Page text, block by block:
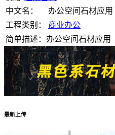
中文名：
办公空间石材应用
工程类别：
商业办公
简单描述：办公空间石材应用
最新上传